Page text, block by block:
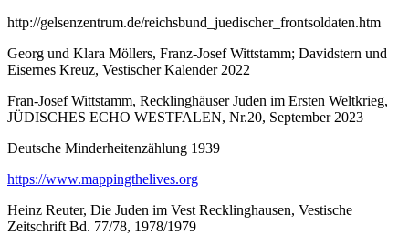
http://gelsenzentrum.de/reichsbund_juedischer_frontsoldaten.htm
Georg und Klara Möllers, Franz-Josef Wittstamm; Davidstern und
Eisernes Kreuz, Vestischer Kalender 2022
Fran-Josef Wittstamm, Recklinghäuser Juden im Ersten Weltkrieg,
JÜDISCHES ECHO WESTFALEN, Nr.20, September 2023
Deutsche Minderheitenzählung 1939
https://www.mappingthelives.org
Heinz Reuter, Die Juden im Vest Recklinghausen, Vestische
Zeitschrift Bd. 77/78, 1978/1979